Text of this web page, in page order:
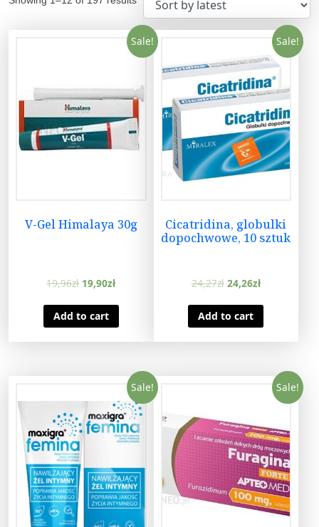
Sale!
V-Gel Himalaya 30g
19,96zł 19,90zł
Add to cart
Sale!
Cicatridina, globulki
dopochwowe, 10 sztuk
24,27zł 24,26zł
Add to cart
Sale! Sale!